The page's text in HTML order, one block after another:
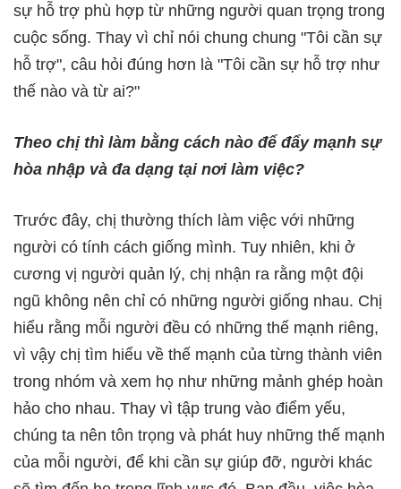
sự hỗ trợ phù hợp từ những người quan trọng trong
cuộc sống. Thay vì chỉ nói chung chung "Tôi cần sự
hỗ trợ", câu hỏi đúng hơn là "Tôi cần sự hỗ trợ như
thế nào và từ ai?"
Theo chị thì làm bằng cách nào để đẩy mạnh sự
hòa nhập và đa dạng tại nơi làm việc?
Trước đây, chị thường thích làm việc với những
người có tính cách giống mình. Tuy nhiên, khi ở
cương vị người quản lý, chị nhận ra rằng một đội
ngũ không nên chỉ có những người giống nhau. Chị
hiểu rằng mỗi người đều có những thế mạnh riêng,
vì vậy chị tìm hiểu về thế mạnh của từng thành viên
trong nhóm và xem họ như những mảnh ghép hoàn
hảo cho nhau. Thay vì tập trung vào điểm yếu,
chúng ta nên tôn trọng và phát huy những thế mạnh
của mỗi người, để khi cần sự giúp đỡ, người khác